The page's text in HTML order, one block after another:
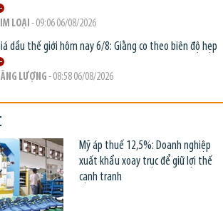
LOẠI - 09:06 06/08/2026
dầu thế giới hôm nay 6/8: Giằng co theo biên độ hẹp
LƯỢNG- 08:58 06/08/2026
Mỹ áp thuế 12,5%: Doanh nghiệp
xuất khẩu xoay trục để giữ lợi thế
cạnh tranh